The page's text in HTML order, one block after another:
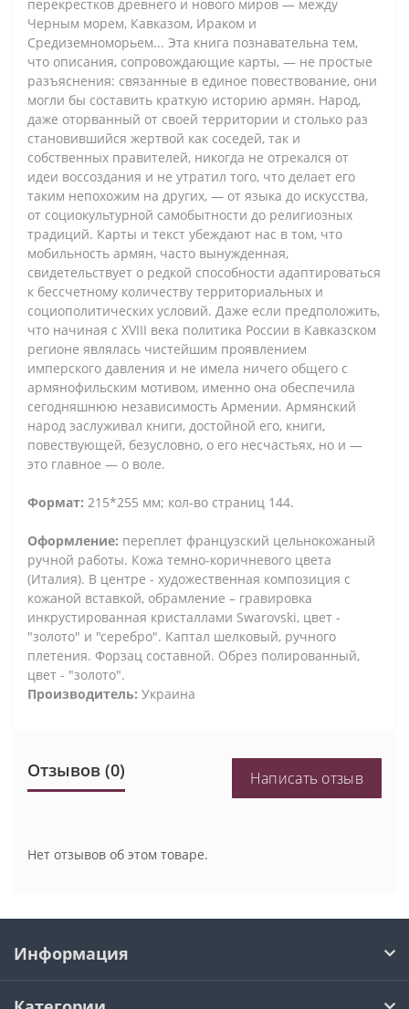
перекрестков древнего и нового миров — между
Черным морем, Кавказом, Ираком и
Средиземноморьем... Эта книга познавательна тем,
что описания, сопровождающие карты, — не простые
разъяснения: связанные в единое повествование, они
могли бы составить краткую историю армян. Народ,
даже оторванный от своей территории и столько раз
становившийся жертвой как соседей, так и
собственных правителей, никогда не отрекался от
идеи воссоздания и не утратил того, что делает его
таким непохожим на других, — от языка до искусства,
от социокультурной самобытности до религиозных
традиций. Карты и текст убеждают нас в том, что
мобильность армян, часто вынужденная,
свидетельствует о редкой способности адаптироваться
к бессчетному количеству территориальных и
социополитических условий. Даже если предположить,
что начиная с XVIII века политика России в Кавказском
регионе являлась чистейшим проявлением
имперского давления и не имела ничего общего с
армянофильским мотивом, именно она обеспечила
сегодняшнюю независимость Армении. Армянский
народ заслуживал книги, достойной его, книги,
повествующей, безусловно, о его несчастьях, но и —
это главное — о воле.
Формат: 215*255 мм; кол-во страниц 144.
Оформление: переплет французский цельнокожаный
ручной работы. Кожа темно-коричневого цвета
(Италия). В центре - художественная композиция с
кожаной вставкой, обрамление – гравировка
инкрустированная кристаллами Swarovski, цвет -
"золото" и "серебро". Каптал шелковый, ручного
плетения. Форзац составной. Обрез полированный,
цвет - "золото".
Производитель: Украина
Отзывов (0) Написать отзыв
Нет отзывов об этом товаре.
Информация